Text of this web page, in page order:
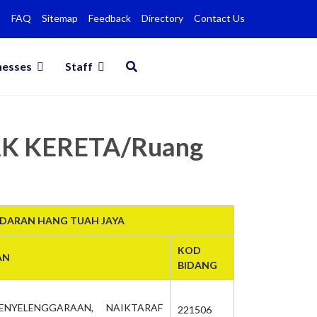
FAQ Sitemap Feedback Directory Contact Us
Staff
KERETA/Ruang
HANG TUAH JAYA
KOD
BIDANG
NAIKTARAF
221506